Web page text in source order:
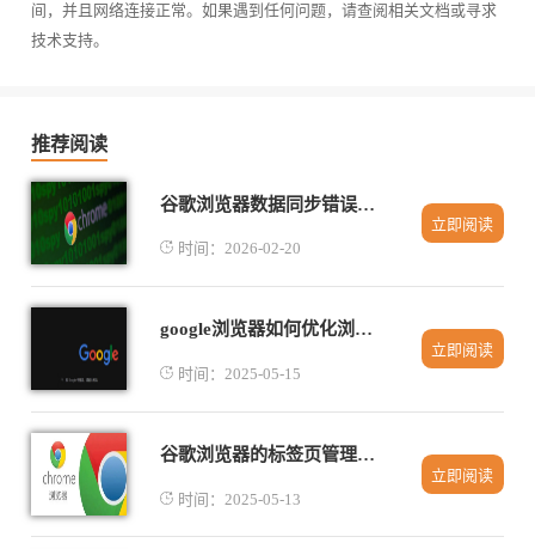
间，并且网络连接正常。如果遇到任何问题，请查阅相关文档或寻求
技术支持。
推荐阅读
谷歌浏览器数据同步错误频繁如何彻底修复
时间：2026-02-20
立即阅读
google浏览器如何优化浏览体验提升效率
时间：2025-05-15
立即阅读
谷歌浏览器的标签页管理功能对比Safari
时间：2025-05-13
立即阅读